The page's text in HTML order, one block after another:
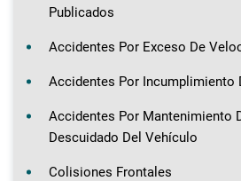
Publicados
Accidentes Por Exceso De
Accidentes Por Incumplimiento
Accidentes Por Mantenimiento
Descuidado Del Vehículo
Colisiones Frontales